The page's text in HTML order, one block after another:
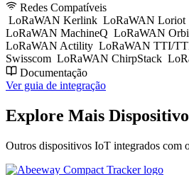
Redes Compatíveis
LoRaWAN Kerlink LoRaWAN Loriot
LoRaWAN MachineQ LoRaWAN
LoRaWAN Actility LoRaWAN TTI/
Swisscom LoRaWAN ChirpStack
Documentação
Ver guia de integração
Explore Mais
Outros dispositivos IoT integrados com